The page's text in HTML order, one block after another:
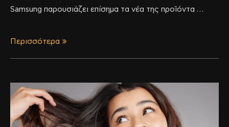
Samsung παρουσιάζει επίσημα τα νέα της προϊόντα …
Περισσότερα